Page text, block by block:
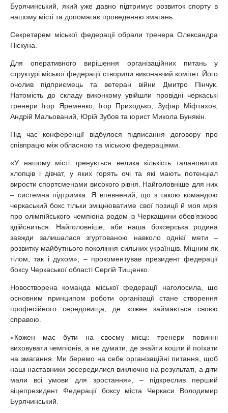
Бурячинський, який уже давно підтримує розвиток спорту в
нашому місті та допомагає проведенню змагань.
Секретарем міської федерації обрали тренера Олександра
Піскуна.
Для оперативного вирішення організаційних питань у
структурі міської федерації створили виконавчий комітет. Його
очолив підприємець та ветеран війни Дмитро Пінчук.
Натомість до складу виконкому увійшли провідні черкаські
тренери Ігор Яременко, Ігор Приходько, Зуфар Міфтахов,
Андрій Мальований, Юрій Зубов та юрист Микола Бунякін.
Під час конференції відбулося підписання договору про
співпрацю між обласною та міською федераціями.
«У нашому місті тренується велика кількість талановитих
хлопців і дівчат, у яких горять очі та які мають потенціал
вирости спортсменами високого рівня. Найголовніше для них
– системна підтримка. Я впевнений, що з такою командою
черкаський бокс тільки зміцнюватиме свої позиції й моя мрія
про олімпійського чемпіона родом із Черкащини обов’язково
здійсниться. Найголовніше, аби наша боксерська родина
завжди залишалася згуртованою навколо однієї мети –
розвитку майбутнього покоління сильних українців. Міцним як
тілом, так і духом», – прокоментував президент федерації
боксу Черкаської області Сергій Тищенко.
Новостворена команда міської федерації наголосила, що
основним принципом роботи організації стане створення
професійного середовища, де кожен займається своєю
справою.
«Кожен має бути на своєму місці: тренери повинні
виховувати чемпіонів, а не думати, де знайти кошти й поїхати
на змагання. Ми беремо на себе організаційні питання, щоб
наші наставники зосередилися виключно на результаті, а діти
мали всі умови для зростання», – підкреслив перший
віцепрезидент Федерації боксу міста Черкаси Володимир
Бурячинський.